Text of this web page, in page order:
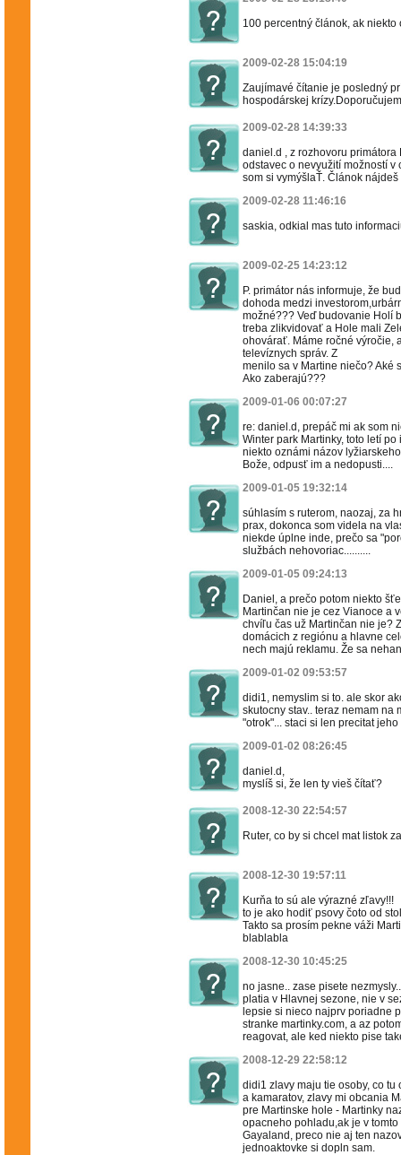
100 percentný článok, ak
2009-02-28 15:04:19
Zaujímavé čítanie je posledný
hospodárskej
2009-02-28 14:39:33
daniel.d , z rozhovoru
odstavec o nevyužití možností
som si vymýšlaŤ. Článok
2009-02-28 11:46:16
saskia, odkial mas tuto
2009-02-25 14:23:12
P. primátor nás informuje, že
dohoda medzi
možné??? Veď budovanie Holí
treba zlikvidovať a Hole mali
ohovárať. Máme ročné výročie,
televíznych správ. Z
menilo sa v Martine niečo? Aké
Ako zaberajú???
2009-01-06 00:07:27
re: daniel.d, prepáč mi ak som
Winter park Martinky, toto letí
niekto oznámi názov
Bože, odpusť im a nedopusti....
2009-01-05 19:32:14
súhlasím s ruterom, naozaj, za
prax, dokonca som videla na
niekde úplne inde, prečo sa
službách nehovoriac..........
2009-01-05 09:24:13
Daniel, a prečo potom niekto
Martinčan nie je cez Vianoce a
chvíľu čas už Martinčan nie je?
domácich z regiónu a hlavne
nech majú reklamu. Že sa
2009-01-02 09:53:57
didi1, nemyslim si to. ale skor
skutocny stav.. teraz nemam
"otrok"... staci si len precitat
2009-01-02 08:26:45
daniel.d,
myslíš si, že len ty vieš čítať?
2008-12-30 22:54:57
Ruter, co by si chcel mat listok
2008-12-30 19:57:11
Kurňa to sú ale výrazné zľavy!!!
to je ako hodiť psovy čoto od
Takto sa prosím pekne váži
blablabla
2008-12-30 10:45:25
no jasne.. zase pisete
platia v Hlavnej sezone, nie v
lepsie si nieco najprv poriadne
stranke martinky.com, a az
reagovat, ale ked niekto pise
2008-12-29 22:58:12
didi1 zlavy maju tie osoby, co
a kamaratov, zlavy mi obcania
pre Martinske hole - Martinky
opacneho pohladu,ak je v
Gayaland, preco nie aj ten
jednoaktovke si dopln sam.